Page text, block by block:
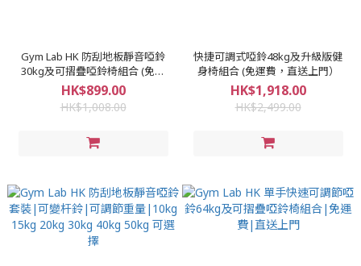
Gym Lab HK 防刮地板靜音啞鈴
30kg及可摺疊啞鈴椅組合 (免運
費，直送上門）
HK$899.00
HK$1,008.00
快捷可調式啞鈴48kg及升級版健
身椅組合 (免運費，直送上門）
HK$1,918.00
HK$2,499.00